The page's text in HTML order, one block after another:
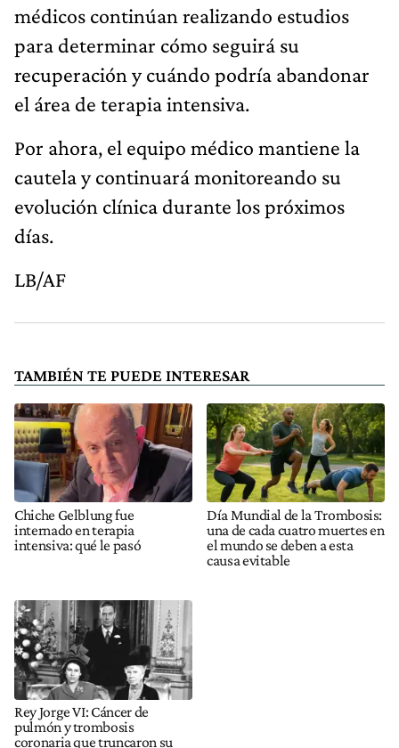
médicos continúan realizando estudios
para determinar cómo seguirá su
recuperación y cuándo podría abandonar
el área de terapia intensiva.
Por ahora, el equipo médico mantiene la
cautela y continuará monitoreando su
evolución clínica durante los próximos
días.
LB/AF
TAMBIÉN TE PUEDE INTERESAR
Chiche Gelblung fue
internado en terapia
intensiva: qué le pasó
Día Mundial de la Trombosis:
una de cada cuatro muertes en
el mundo se deben a esta
causa evitable
Rey Jorge VI: Cáncer de
pulmón y trombosis
coronaria que truncaron su